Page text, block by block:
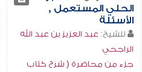
الحلي المستعمل ,
الأسئلة
للشيخ: عبد العزيز بن عبد الله
الراجحي
جزء من محاضرة ( شرح كتاب